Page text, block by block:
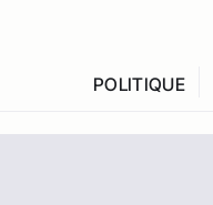
POLITIQUE